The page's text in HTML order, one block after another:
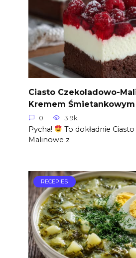
Ciasto Czekoladowo-
Kremem Śmietankowym
0 3.9k.
Pycha!
To dokładnie
Malinowe z
RECEPIES